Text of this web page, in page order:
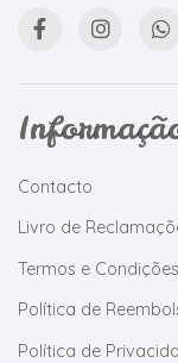
Contacto
Livro de
Termos e Condições
Política de
Política de